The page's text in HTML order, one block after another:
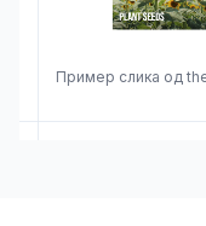
Пример слика од